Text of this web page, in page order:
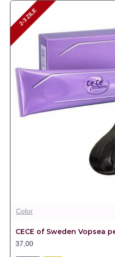
2-3 ZILE
2-3 ZILE
Color
CECE of Sweden Vopsea
37,00